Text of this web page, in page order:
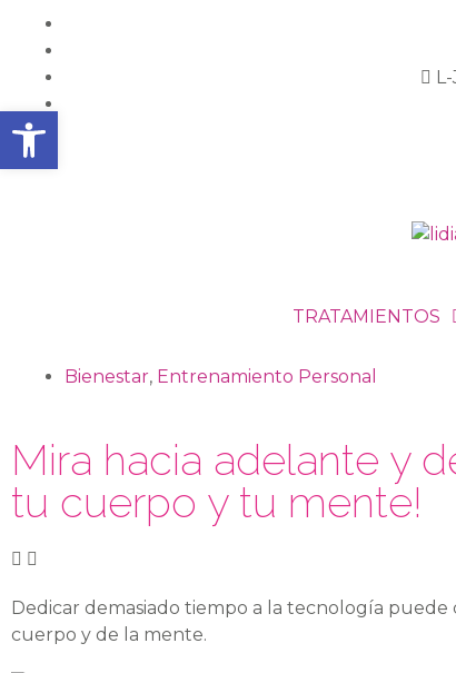
TRATAMIENTOS
Bienestar, Entrenamiento Personal
Mira hacia adelante y
tu cuerpo y tu mente!
Dedicar demasiado tiempo a la tecnología puede
cuerpo y de la mente.
Abrir barra de herramientas